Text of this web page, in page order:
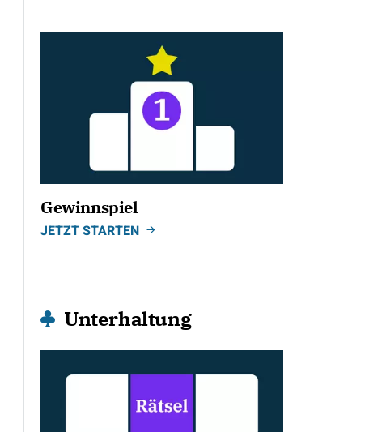
Gewinnspiel
JETZT STARTEN
Unterhaltung